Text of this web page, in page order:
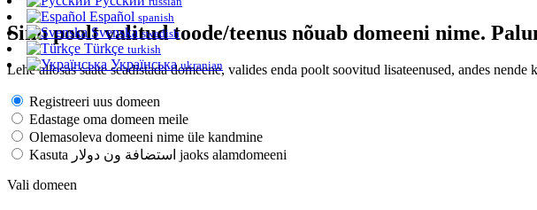
Sinu poolt valitud toode/teenus nõuab domeeni nime.
Lehe allosas saate seadistada domeene, valides enda poolt soovitud lisateenused, andes
Registreeri uus domeen
Edastage oma domeen meile
Olemasoleva domeeni nime üle kandmine
Kasuta استضافة ون دولار jaoks alamdomeeni
Vali domeen
Español spanish
Svenskaswedish
Türkçe turkish
Українськаukranian